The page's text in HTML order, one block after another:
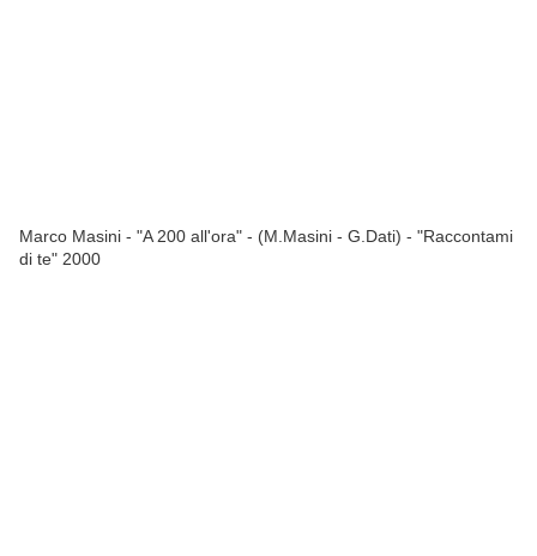
Marco Masini - "A 200 all'ora" - (M.Masini - G.Dati) - "Raccontami
di te" 2000